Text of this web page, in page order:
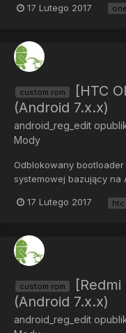
tworzyć kopie
17 Lutego 2017
custom rom
[HTC
(Android 7.x.x)
android_reg_edit
Mody
Odblokowany bootloader
systemowej bazujący na
tworzyć kopie
17 Lutego 2017 htc
custom rom
(Android 7.x.x)
android_reg_edit